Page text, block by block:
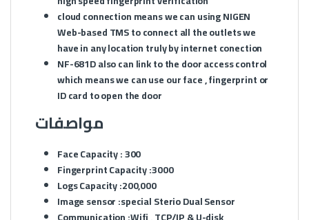
cloud connection means we can using NIGEN
Web-based TMS to connect all the outlets we
have in any location truly by internet conection
NF-681D also can link to the door access control
which means we can use our face , fingerprint or
ID card to open the door
مواصفات
Face Capacity : 300
Fingerprint Capacity :3000
Logs Capacity :200,000
Image sensor :special Sterio Dual Sensor